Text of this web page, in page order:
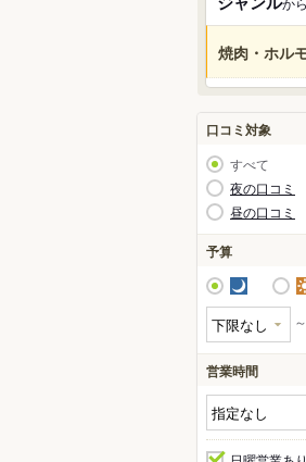
焼肉・ホル
口コミ対象
すべて
夜の口コミ
昼の口コミ
予算
夜
～
営業時間